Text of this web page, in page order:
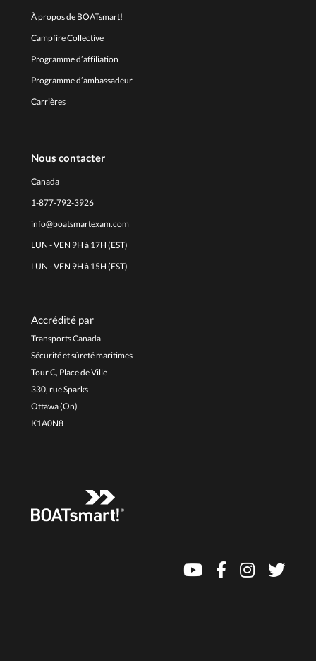
À propos de BOATsmart!
Campfire Collective
Programme d’affiliation
Programme d’ambassadeur
Carrières
Nous contacter
Canada
1-877-792-3926
info@boatsmartexam.com
LUN - VEN 9H à 17H (EST)
LUN - VEN 9H à 15H (EST)
Accrédité par
Transports Canada
Sécurité et sûreté maritimes
Tour C, Place de Ville
330, rue Sparks
Ottawa (On)
K1A0N8